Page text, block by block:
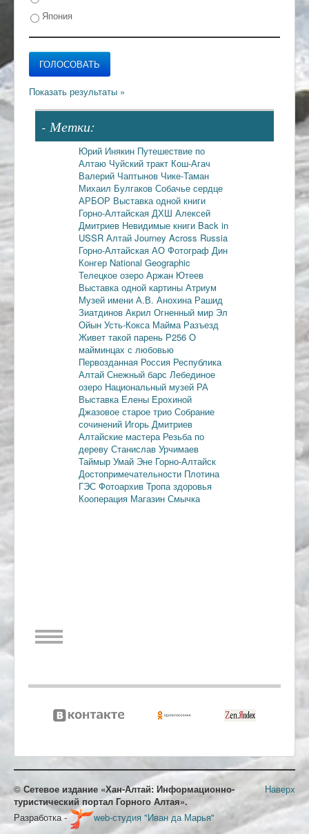
Япония
- Метки:
Юрий Инякин Путешествие по
Алтаю Чуйский тракт Кош-Агач
Валерий Чаптынов Чике-Таман
Михаил Булгаков Собачье сердце
АРБОР Выставка одной книги
Горно-Алтайская ДХШ Алексей
Дмитриев Невидимые книги Back in
USSR Алтай Journey Across Russia
Горно-Алтайская АО Фотограф Дин
Конгер National Geographic
Телецкое озеро Аржан Ютеев
Выставка одной картины Атриум
Музей имени А.В. Анохина Рашид
Зиатдинов Акрил Огненный мир Эл
Ойын Усть-Кокса Майма Разъезд
Живет такой парень Р256 О
майминцах с любовью
Первозданная Россия Республика
Алтай Снежный барс Лебединое
озеро Национальный музей РА
Выставка Елены Ерохиной
Джазовое старое трио Собрание
сочинений Игорь Дмитриев
Алтайские мастера Резьба по
дереву Станислав Урчимаев
Таймыр Умай Эне Горно-Алтайск
Достопримечательности Плотина
ГЭС Фотоархив Тропа здоровья
Кооперация Магазин Смычка
Наверх
©Сетевое издание «Хан-Алтай: Информационно-
туристический портал Горного Алтая».
Разработка -
web-студия "Иван да Марья"